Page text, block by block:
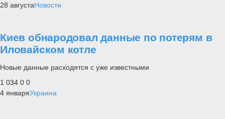
28 августаНовости
Киев обнародовал данные по потерям в
Иловайском котле
Новые данные расходятся с уже известными
1 034 0 0
4 январяУкраина